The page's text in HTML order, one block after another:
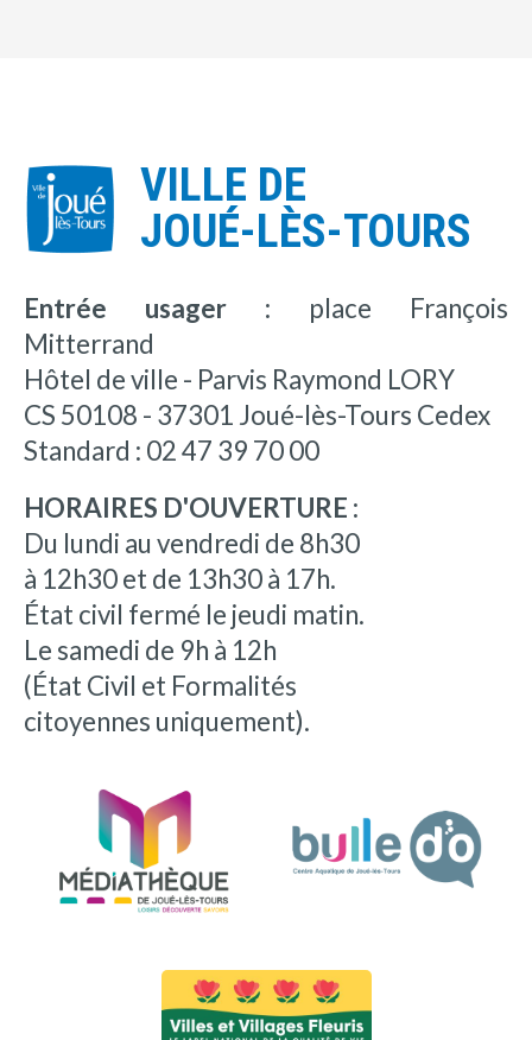
VILLE DE
JOUÉ-LÈS-TOURS
Entrée usager : place François
Mitterrand
Hôtel de ville - Parvis Raymond LORY
CS 50108 - 37301 Joué-lès-Tours Cedex
Standard : 02 47 39 70 00
HORAIRES D'OUVERTURE :
Du lundi au vendredi de 8h30
à 12h30 et de 13h30 à 17h.
État civil fermé le jeudi matin.
Le samedi de 9h à 12h
(État Civil et Formalités
citoyennes uniquement).